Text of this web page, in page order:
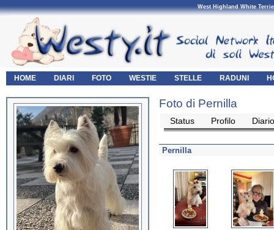
West Highland White
HOME DIARI FOTO WESTIE STELLE RADUNI
Foto di Pernilla
Status Profilo Diario
Pernilla